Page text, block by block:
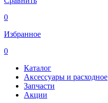
0
Избранное
0
Каталог
Аксессуары и расходное
Запчасти
Акции